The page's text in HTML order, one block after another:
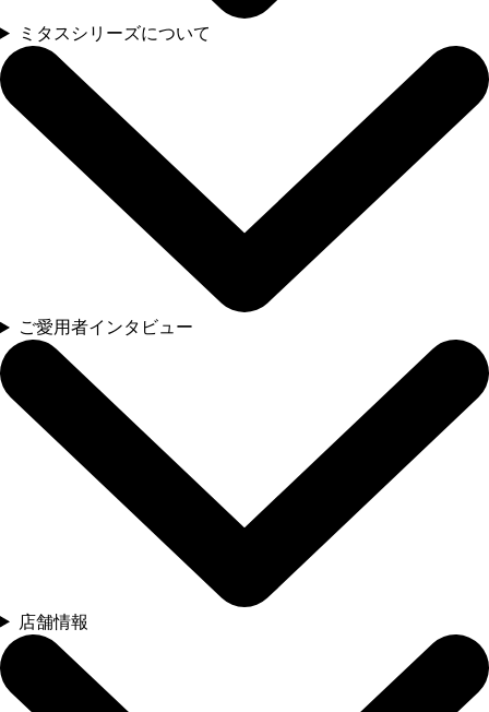
ミタスシリーズについて
ご愛用者インタビュー
店舗情報